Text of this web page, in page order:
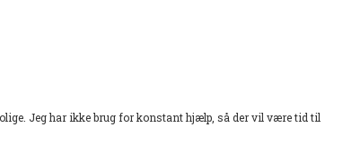
Jeg har ikke brug for konstant hjælp, så der vil være tid til